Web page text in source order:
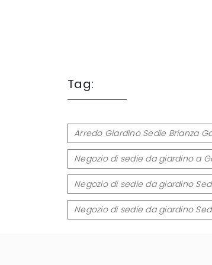
Tag:
Arredo Giardino Sedie Brianza
Negozio di sedie da giardino a
Negozio di sedie da giardino
Negozio di sedie da giardino